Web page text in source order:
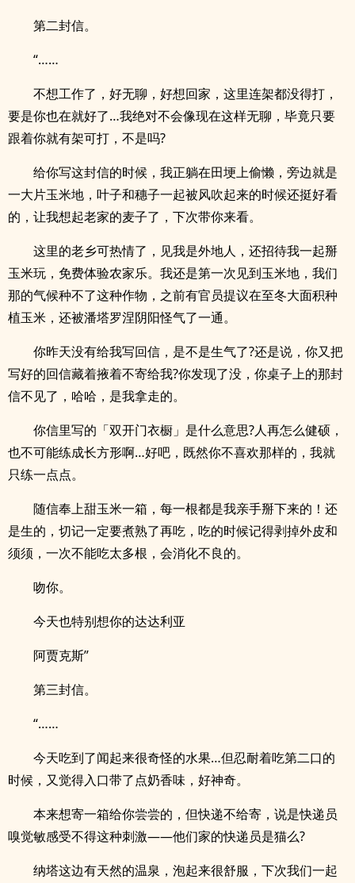
第二封信。
“……
不想工作了，好无聊，好想回家，这里连架都没得打，
要是你也在就好了…我绝对不会像现在这样无聊，毕竟只要
跟着你就有架可打，不是吗?
给你写这封信的时候，我正躺在田埂上偷懒，旁边就是
一大片玉米地，叶子和穗子一起被风吹起来的时候还挺好看
的，让我想起老家的麦子了，下次带你来看。
这里的老乡可热情了，见我是外地人，还招待我一起掰
玉米玩，免费体验农家乐。我还是第一次见到玉米地，我们
那的气候种不了这种作物，之前有官员提议在至冬大面积种
植玉米，还被潘塔罗涅阴阳怪气了一通。
你昨天没有给我写回信，是不是生气了?还是说，你又把
写好的回信藏着掖着不寄给我?你发现了没，你桌子上的那封
信不见了，哈哈，是我拿走的。
你信里写的「双开门衣橱」是什么意思?人再怎么健硕，
也不可能练成长方形啊…好吧，既然你不喜欢那样的，我就
只练一点点。
随信奉上甜玉米一箱，每一根都是我亲手掰下来的！还
是生的，切记一定要煮熟了再吃，吃的时候记得剥掉外皮和
须须，一次不能吃太多根，会消化不良的。
吻你。
今天也特别想你的达达利亚
阿贾克斯”
第三封信。
“……
今天吃到了闻起来很奇怪的水果…但忍耐着吃第二口的
时候，又觉得入口带了点奶香味，好神奇。
本来想寄一箱给你尝尝的，但快递不给寄，说是快递员
嗅觉敏感受不得这种刺激——他们家的快递员是猫么?
纳塔这边有天然的温泉，泡起来很舒服，下次我们一起